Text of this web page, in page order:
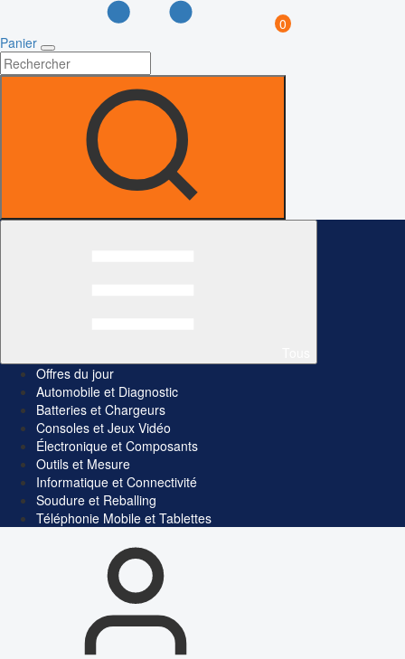
0
Panier
Offres du jour
Automobile et Diagnostic
Batteries et Chargeurs
Consoles et Jeux Vidéo
Électronique et Composants
Outils et Mesure
Informatique et Connectivité
Soudure et Reballing
Téléphonie Mobile et Tablettes